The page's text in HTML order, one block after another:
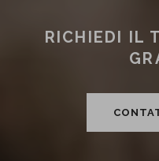
RICHIEDI IL